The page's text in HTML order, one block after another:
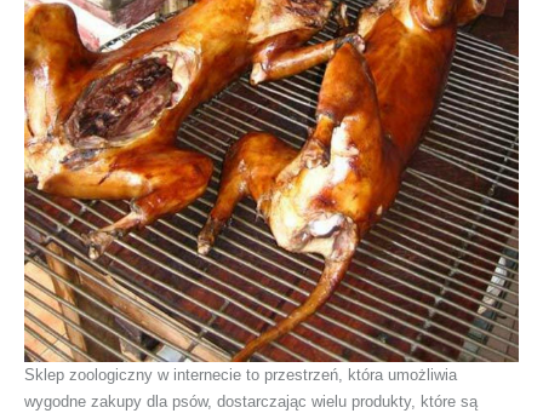
Sklep zoologiczny w internecie to przestrzeń, która umożliwia
wygodne zakupy dla psów, dostarczając wielu produkty, które są